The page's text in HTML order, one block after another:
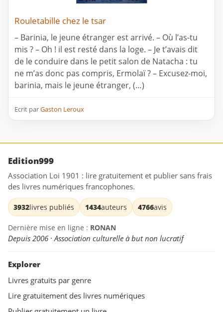
Rouletabille chez le tsar
– Barinia, le jeune étranger est arrivé. – Où l’as-tu
mis ? – Oh ! il est resté dans la loge. – Je t’avais dit
de le conduire dans le petit salon de Natacha : tu
ne m’as donc pas compris, Ermolaï ? – Excusez-moi,
barinia, mais le jeune étranger, (…)
Ecrit parGaston Leroux
Edition999
Association Loi 1901 : lire gratuitement et publier sans frais
des livres numériques francophones.
3932livres publiés 1434auteurs 4766avis
Dernière mise en ligne : RONAN
Depuis 2006 · Association culturelle à but non lucratif
Explorer
Livres gratuits par genre
Lire gratuitement des livres numériques